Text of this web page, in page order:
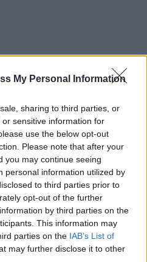
My Personal Information
sharing to third parties, or
sensitive information for
use the below opt-out
Please note that after your
you may continue seeing
personal information utilized by
to third parties prior to
opt-out of the further
by third parties on the
This information may
parties on the IAB’s List of
may further disclose it to other
ir perkūnija: temperatūra
įrašai
00:00:30
Vilniaus r.: dviejų moterų ir